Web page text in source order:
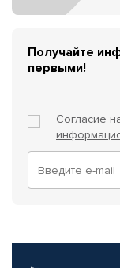
Получайте
первыми!
Согласие